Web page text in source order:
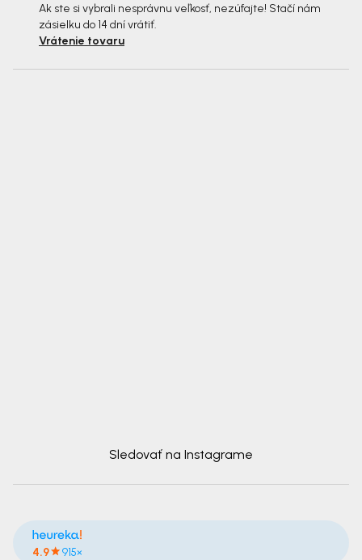
Ak ste si vybrali nesprávnu veľkosť, nezúfajte! Stačí nám
zásielku do 14 dní vrátiť.
Vrátenie tovaru
Sledovať na Instagrame
4.9 915×